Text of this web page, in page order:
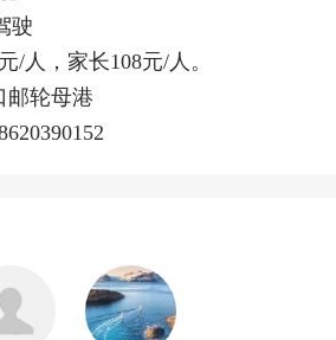
驶
/人，家长108元/人。
邮轮母港